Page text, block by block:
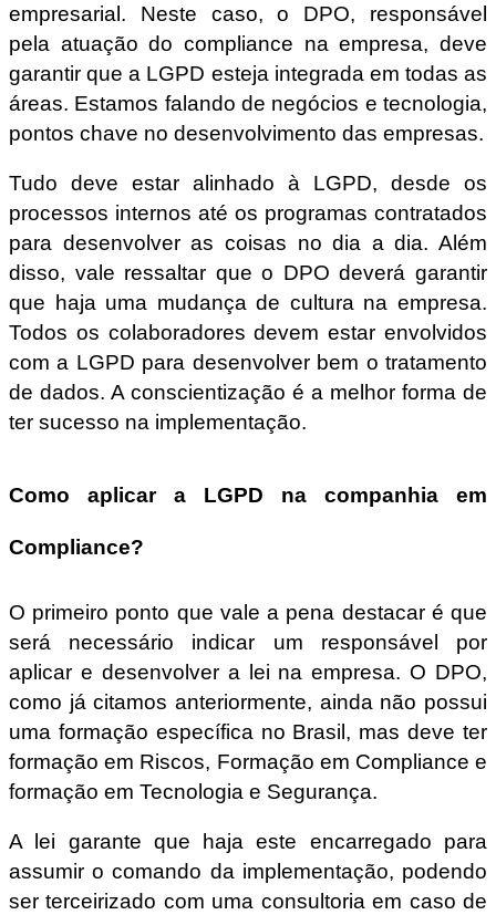
empresarial. Neste caso, o DPO, responsável
pela atuação do compliance na empresa, deve
garantir que a LGPD esteja integrada em todas as
áreas. Estamos falando de negócios e tecnologia,
pontos chave no desenvolvimento das empresas.
Tudo deve estar alinhado à LGPD, desde os
processos internos até os programas contratados
para desenvolver as coisas no dia a dia. Além
disso, vale ressaltar que o DPO deverá garantir
que haja uma mudança de cultura na empresa.
Todos os colaboradores devem estar envolvidos
com a LGPD para desenvolver bem o tratamento
de dados. A conscientização é a melhor forma de
ter sucesso na implementação.
Como aplicar a LGPD na companhia em
Compliance?
O primeiro ponto que vale a pena destacar é que
será necessário indicar um responsável por
aplicar e desenvolver a lei na empresa. O DPO,
como já citamos anteriormente, ainda não possui
uma formação específica no Brasil, mas deve ter
formação em Riscos, Formação em Compliance e
formação em Tecnologia e Segurança.
A lei garante que haja este encarregado para
assumir o comando da implementação, podendo
ser terceirizado com uma consultoria em caso de